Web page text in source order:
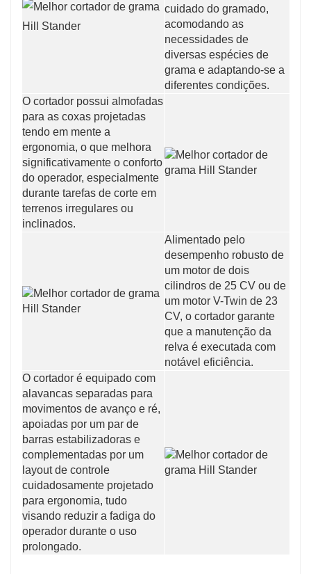
cuidado do gramado,
acomodando as
necessidades de
diversas espécies de
grama e adaptando-se a
diferentes condições.
O cortador possui almofadas
para as coxas projetadas
tendo em mente a
ergonomia, o que melhora
significativamente o conforto
do operador, especialmente
durante tarefas de corte em
terrenos irregulares ou
inclinados.
Alimentado pelo
desempenho robusto de
um motor de dois
cilindros de 25 CV ou de
um motor V-Twin de 23
CV, o cortador garante
que a manutenção da
relva é executada com
notável eficiência.
O cortador é equipado com
alavancas separadas para
movimentos de avanço e ré,
apoiadas por um par de
barras estabilizadoras e
complementadas por um
layout de controle
cuidadosamente projetado
para ergonomia, tudo
visando reduzir a fadiga do
operador durante o uso
prolongado.